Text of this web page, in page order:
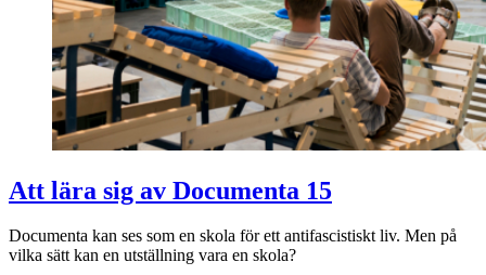
Att lära sig av Documenta 15
Documenta kan ses som en skola för ett antifascistiskt liv. Men på
vilka sätt kan en utställning vara en skola?